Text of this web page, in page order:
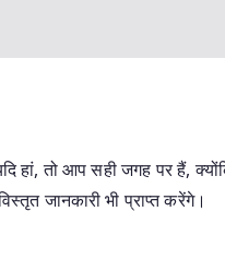
हां, तो आप सही जगह पर हैं,
जानकारी भी प्राप्त करेंगे।